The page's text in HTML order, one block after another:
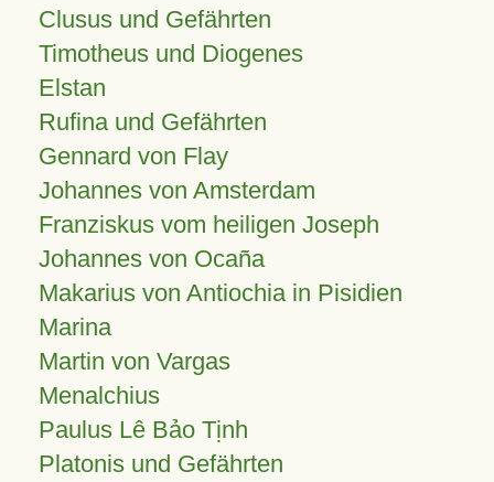
Clusus und Gefährten
Timotheus und Diogenes
Elstan
Rufina und Gefährten
Gennard von Flay
Johannes von Amsterdam
Franziskus vom heiligen Joseph
Johannes von Ocaña
Makarius von Antiochia in Pisidien
Marina
Martin von Vargas
Menalchius
Paulus Lê Bảo Tịnh
Platonis und Gefährten